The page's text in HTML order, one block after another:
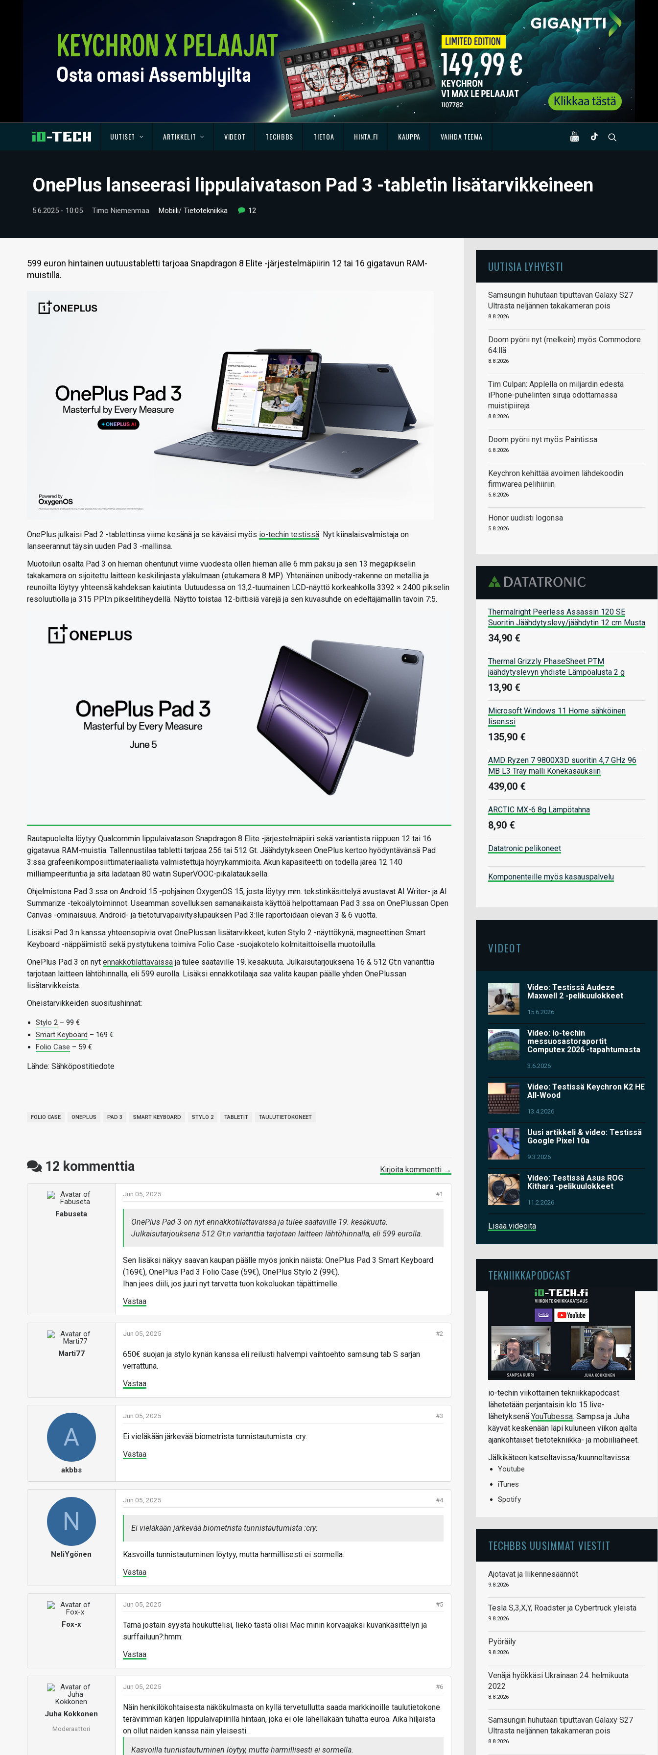
UUTISET ARTIKKELIT VIDEOT TECHBBS TIETOA HINTA.FI KAUPPA VAIHDA TEEMA
OnePlus lanseerasi lippulaivatason Pad 3 -tabletin lisätarvikkeineen
5.6.2025 - 10:05 Timo Niemenmaa Mobiili/ Tietotekniikka 12
599 euron hintainen uutuustabletti tarjoaa Snapdragon 8 Elite -järjestelmäpiirin 12 tai 16 gigatavun RAM-
muistilla.
OnePlus julkaisi Pad 2 -tablettinsa viime kesänä ja se käväisi myös io-techin testissä. Nyt kiinalaisvalmistaja on
lanseerannut täysin uuden Pad 3 -mallinsa.
Muotoilun osalta Pad 3 on hieman ohentunut viime vuodesta ollen hieman alle 6 mm paksu ja sen 13 megapikselin
takakamera on sijoitettu laitteen keskilinjasta yläkulmaan (etukamera 8 MP). Yhtenäinen unibody-rakenne on metallia ja
reunoilta löytyy yhteensä kahdeksan kaiutinta. Uutuudessa on 13,2-tuumainen LCD-näyttö korkeahkolla 3392 × 2400 pikselin
resoluutiolla ja 315 PPI:n pikselitiheydellä. Näyttö toistaa 12-bittisiä värejä ja sen kuvasuhde on edeltäjämallin tavoin 7:5.
Rautapuolelta löytyy Qualcommin lippulaivatason Snapdragon 8 Elite -järjestelmäpiiri sekä variantista riippuen 12 tai 16
gigatavua RAM-muistia. Tallennustilaa tabletti tarjoaa 256 tai 512 Gt. Jäähdytykseen OnePlus kertoo hyödyntävänsä Pad
3:ssa grafeenikomposiittimateriaalista valmistettuja höyrykammioita. Akun kapasiteetti on todella järeä 12 140
milliampeerituntia ja sitä ladataan 80 watin SuperVOOC-pikalatauksella.
Ohjelmistona Pad 3:ssa on Android 15 -pohjainen OxygenOS 15, josta löytyy mm. tekstinkäsittelyä avustavat AI Writer- ja AI
Summarize -tekoälytoiminnot. Useamman sovelluksen samanaikaista käyttöä helpottamaan Pad 3:ssa on OnePlussan Open
Canvas -ominaisuus. Android- ja tietoturvapäivityslupauksen Pad 3:lle raportoidaan olevan 3 & 6 vuotta.
Lisäksi Pad 3:n kanssa yhteensopivia ovat OnePlussan lisätarvikkeet, kuten Stylo 2 -näyttökynä, magneettinen Smart
Keyboard -näppäimistö sekä pystytukena toimiva Folio Case -suojakotelo kolmitaittoisella muotoilulla.
OnePlus Pad 3 on nyt ennakkotilattavaissa ja tulee saataville 19. kesäkuuta. Julkaisutarjouksena 16 & 512 Gt:n varianttia
tarjotaan laitteen lähtöhinnalla, eli 599 eurolla. Lisäksi ennakkotilaaja saa valita kaupan päälle yhden OnePlussan
lisätarvikkeista.
Oheistarvikkeiden suositushinnat:
Stylo 2 – 99 €
Smart Keyboard – 169 €
Folio Case – 59 €
Lähde: Sähköpostitiedote
FOLIO CASE ONEPLUS PAD 3 SMART KEYBOARD STYLO 2 TABLETIT TAULUTIETOKONEET
12 kommenttia Kirjoita kommentti →
Fabuseta
#1
Jun 05, 2025
OnePlus Pad 3 on nyt ennakkotilattavaissa ja tulee saataville 19. kesäkuuta.
Julkaisutarjouksena 512 Gt:n varianttia tarjotaan laitteen lähtöhinnalla, eli 599 eurolla.
Sen lisäksi näkyy saavan kaupan päälle myös jonkin näistä: OnePlus Pad 3 Smart Keyboard
(169€), OnePlus Pad 3 Folio Case (59€), OnePlus Stylo 2 (99€).
Ihan jees diili, jos juuri nyt tarvetta tuon kokoluokan täpättimelle.
Vastaa
Marti77
#2
Jun 05, 2025
650€ suojan ja stylo kynän kanssa eli reilusti halvempi vaihtoehto samsung tab S sarjan
verrattuna.
Vastaa
A
akbbs
#3
Jun 05, 2025
Ei vieläkään järkevää biometrista tunnistautumista :cry:
Vastaa
N
NeliYgönen
#4
Jun 05, 2025
Ei vieläkään järkevää biometrista tunnistautumista :cry:
Kasvoilla tunnistautuminen löytyy, mutta harmillisesti ei sormella.
Vastaa
Fox-x
#5
Jun 05, 2025
Tämä jostain syystä houkuttelisi, liekö tästä olisi Mac minin korvaajaksi kuvankäsittelyn ja
surffailuun?:hmm:
Vastaa
Juha Kokkonen
Moderaattori
#6
Jun 05, 2025
Näin henkilökohtaisesta näkökulmasta on kyllä tervetullutta saada markkinoille taulutietokone
terävimmän kärjen lippulaivapiirillä hintaan, joka ei ole lähelläkään tuhatta euroa. Aika hiljaista
on ollut näiden kanssa näin yleisesti.
Kasvoilla tunnistautuminen löytyy, mutta harmillisesti ei sormella.
UUTISIA LYHYESTI
Samsungin huhutaan tiputtavan Galaxy S27
Ultrasta neljännen takakameran pois
8.8.2026
Doom pyörii nyt (melkein) myös Commodore
64:llä
8.8.2026
Tim Culpan: Applella on miljardin edestä
iPhone-puhelinten siruja odottamassa
muistipiirejä
8.8.2026
Doom pyörii nyt myös Paintissa
6.8.2026
Keychron kehittää avoimen lähdekoodin
firmwarea pelihiiriin
5.8.2026
Honor uudisti logonsa
5.8.2026
Thermalright Peerless Assassin 120 SE
Suoritin Jäähdytyslevy/jäähdytin 12 cm Musta
34,90 €
Thermal Grizzly PhaseSheet PTM
jäähdytyslevyn yhdiste Lämpöalusta 2 g
13,90 €
Microsoft Windows 11 Home sähköinen
lisenssi
135,90 €
AMD Ryzen 7 9800X3D suoritin 4,7 GHz 96
MB L3 Tray malli Konekasauksiin
439,00 €
ARCTIC MX-6 8g Lämpötahna
8,90 €
Datatronic pelikoneet
Komponenteille myös kasauspalvelu
VIDEOT
Video: Testissä Audeze
Maxwell 2 -pelikuulokkeet
15.6.2026
Video: io-techin
messuosastoraportit
Computex 2026 -tapahtumasta
3.6.2026
Video: Testissä Keychron K2 HE
All-Wood
13.4.2026
Uusi artikkeli & video: Testissä
Google Pixel 10a
9.3.2026
Video: Testissä Asus ROG
Kithara -pelikuulokkeet
11.2.2026
Lisää videoita
TEKNIIKKAPODCAST
io-techin viikottainen tekniikkapodcast
lähetetään perjantaisin klo 15 live-
lähetyksenä YouTubessa. Sampsa ja Juha
käyvät keskenään läpi kuluneen viikon ajalta
ajankohtaiset tietotekniikka- ja mobiiliaiheet.
Jälkikäteen katseltavissa/kuunneltavissa:
Youtube
iTunes
Spotify
TECHBBS UUSIMMAT VIESTIT
Ajotavat ja liikennesäännöt
9.8.2026
Tesla S,3,X,Y, Roadster ja Cybertruck yleistä
9.8.2026
Pyöräily
9.8.2026
Venäjä hyökkäsi Ukrainaan 24. helmikuuta
2022
8.8.2026
Samsungin huhutaan tiputtavan Galaxy S27
Ultrasta neljännen takakameran pois
8.8.2026